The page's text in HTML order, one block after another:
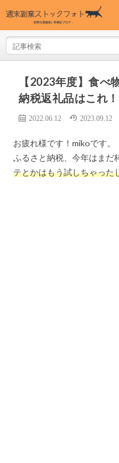
【2023年度】食べ
納税返礼品はこれ
2022.06.12 2023.09.12
お疲れ様です！mikoです。
ふるさと納税、今年はまだ
テとかはもう試しちゃった